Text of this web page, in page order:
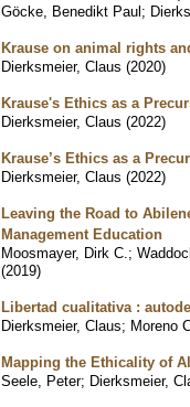
Göcke, Benedikt Paul;
Krause on animal rights
Dierksmeier, Claus (2020)
Krause's Ethics as a
Dierksmeier, Claus (2022)
Krause’s Ethics as a
Dierksmeier, Claus (2022)
Leaving the Road to
Management Education
Moosmayer, Dirk C. ;
(2019)
Libertad cualitativa :
Dierksmeier, Claus; Moreno
Mapping the Ethicality of
Seele, Peter; Dierksmeier,